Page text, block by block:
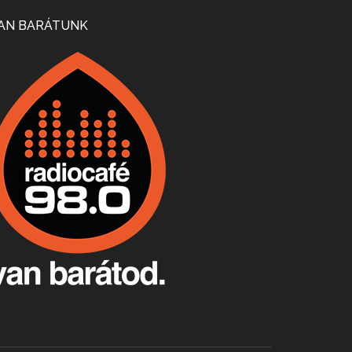
Apr 24, 2026 • 00:38:10
Villány, kékfrankos, Jackfall
Apr 17, 2026 • 00:35:38
Apr 9, 2026 • 00:37:17
BARÁTUNK